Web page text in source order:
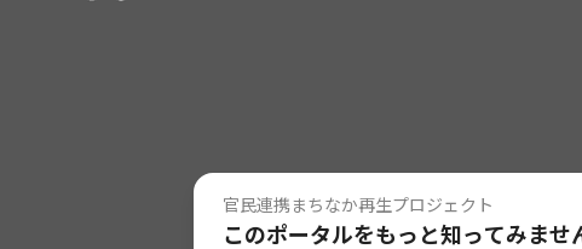
官民連携まちなか再生プロジェクト
このポータルをもっと知ってみませ